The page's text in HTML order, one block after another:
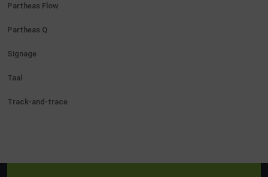
Partheas Flow
Partheas Q
Signage
Taal
Track-and-trace